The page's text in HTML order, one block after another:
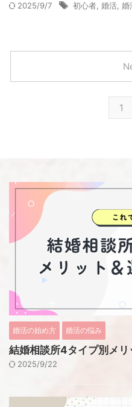
2025/9/7 初心者, 婚活, 婚
1
婚活の始め方 婚活の悩み
結婚相談所4タイプ別メ
2025/9/22